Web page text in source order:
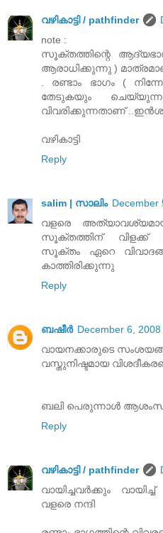
വഴികാട്ടി / pathfinder
note :
സൂക്തത്തിന്റെ
ആരാധിക്കുന്നു )
. രണ്ടാം ഭാഗം (
തേടുകയും
വിവരിക്കുന്നതാണ്‌
വഴികാട്ടി
Reply
salim | സാലിം December
വളരെ
സൂക്തത്തിന് വിളക്ക്
സൂക്തം ഏറെ
കാത്തിരിക്കുന്നു
Reply
ബഷീർ December 6, 2008
വായനക്കാരുടെ
വസ്തുനിഷ്ടമായ
ബലി പെരുന്നാള്‍
Reply
വഴികാട്ടി / pathfinder
വായിച്ചവര്‍ക്കും
വളരെ നന്ദി